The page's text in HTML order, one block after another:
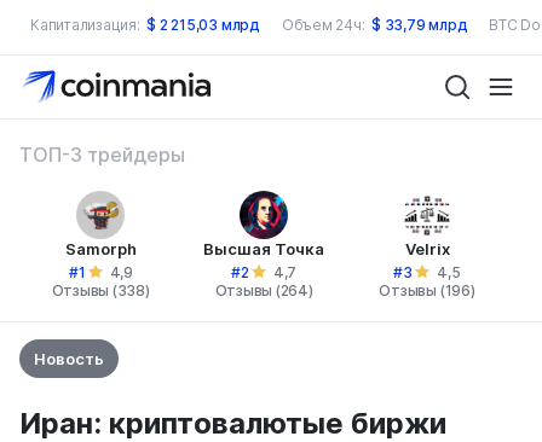
Капитализация: $ 2 215,03 млрд Объем 24ч: $ 33,79 млрд BTC
ТОП-3 трейдеры
Samorph
#1
4,9
Отзывы (338)
Высшая Точка
#2
4,7
Отзывы (264)
Velrix
#3
4,5
Отзывы (196)
Новость
Иран: криптовалютые биржи